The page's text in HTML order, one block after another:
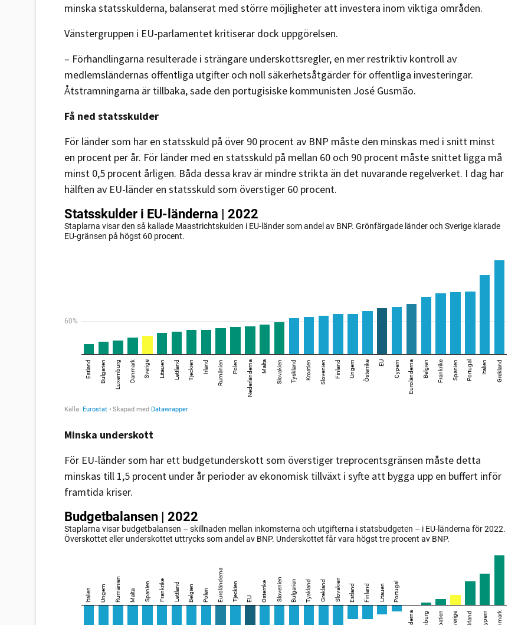
minska statsskulderna, balanserat med större möjligheter att investera inom viktiga områden.
Vänstergruppen i EU-parlamentet kritiserar dock uppgörelsen.
– Förhandlingarna resulterade i strängare underskottsregler, en mer restriktiv kontroll av
medlemsländernas offentliga utgifter och noll säkerhetsåtgärder för offentliga investeringar.
Åtstramningarna är tillbaka, sade den portugisiske kommunisten José Gusmão.
Få ned statsskulder
För länder som har en statsskuld på över 90 procent av BNP måste den minskas med i snitt minst
en procent per år. För länder med en statsskuld på mellan 60 och 90 procent måste snittet ligga må
minst 0,5 procent årligen. Båda dessa krav är mindre strikta än det nuvarande regelverket. I dag har
hälften av EU-länder en statsskuld som överstiger 60 procent.
Minska underskott
För EU-länder som har ett budgetunderskott som överstiger treprocentsgränsen måste detta
minskas till 1,5 procent under år perioder av ekonomisk tillväxt i syfte att bygga upp en buffert inför
framtida kriser.